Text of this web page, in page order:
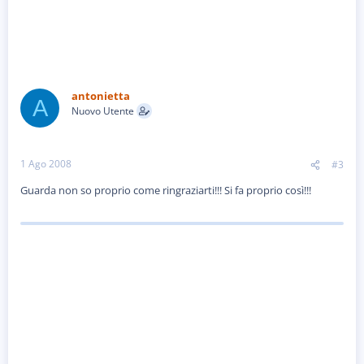
A antonietta
Nuovo Utente
1 Ago 2008 #3
Guarda non so proprio come ringraziarti!!! Si fa proprio così!!!